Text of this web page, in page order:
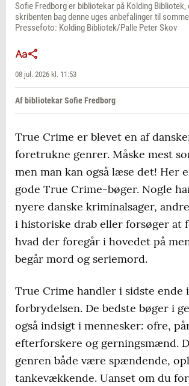
Sofie Fredborg er bibliotekar på Kolding Bibliotek,
skribenten bag denne uges anbefalinger til
Pressefoto: Kolding Bibliotek/Palle Peter Skov
08 jul. 2026 kl. 11:53
Af bibliotekar Sofie Fredborg
True Crime er blevet en af
foretrukne genrer. Måske mest
men man kan også læse det! Her
gode True Crime-bøger. Nogle
nyere danske kriminalsager,
i historiske drab eller forsøger at
hvad der foregår i hovedet på
begår mord og seriemord.
True Crime handler i sidste ende
forbrydelsen. De bedste bøger i
også indsigt i mennesker: ofre,
efterforskere og gerningsmænd.
genren både være spændende,
tankevækkende. Uanset om du